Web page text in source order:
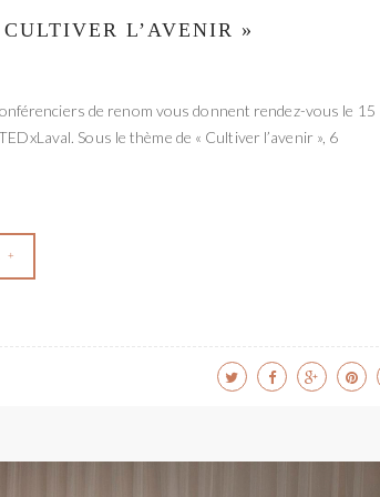
L’AVENIR »
de renom vous donnent rendez-vous le 15
Sous le thème de « Cultiver l’avenir », 6
+